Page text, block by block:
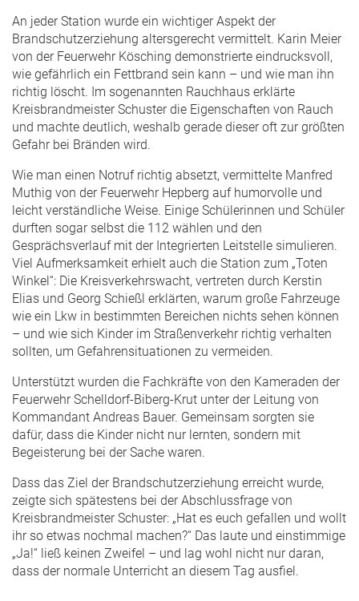
An jeder Station wurde ein wichtiger Aspekt der
Brandschutzerziehung altersgerecht vermittelt. Karin Meier
von der Feuerwehr Kösching demonstrierte eindrucksvoll,
wie gefährlich ein Fettbrand sein kann – und wie man ihn
richtig löscht. Im sogenannten Rauchhaus erklärte
Kreisbrandmeister Schuster die Eigenschaften von Rauch
und machte deutlich, weshalb gerade dieser oft zur größten
Gefahr bei Bränden wird.
Wie man einen Notruf richtig absetzt, vermittelte Manfred
Muthig von der Feuerwehr Hepberg auf humorvolle und
leicht verständliche Weise. Einige Schülerinnen und Schüler
durften sogar selbst die 112 wählen und den
Gesprächsverlauf mit der Integrierten Leitstelle simulieren.
Viel Aufmerksamkeit erhielt auch die Station zum „Toten
Winkel“: Die Kreisverkehrswacht, vertreten durch Kerstin
Elias und Georg Schießl erklärten, warum große Fahrzeuge
wie ein Lkw in bestimmten Bereichen nichts sehen können
– und wie sich Kinder im Straßenverkehr richtig verhalten
sollten, um Gefahrensituationen zu vermeiden.
Unterstützt wurden die Fachkräfte von den Kameraden der
Feuerwehr Schelldorf-Biberg-Krut unter der Leitung von
Kommandant Andreas Bauer. Gemeinsam sorgten sie
dafür, dass die Kinder nicht nur lernten, sondern mit
Begeisterung bei der Sache waren.
Dass das Ziel der Brandschutzerziehung erreicht wurde,
zeigte sich spätestens bei der Abschlussfrage von
Kreisbrandmeister Schuster: „Hat es euch gefallen und wollt
ihr so etwas nochmal machen?“ Das laute und einstimmige
„Ja!“ ließ keinen Zweifel – und lag wohl nicht nur daran,
dass der normale Unterricht an diesem Tag ausfiel.